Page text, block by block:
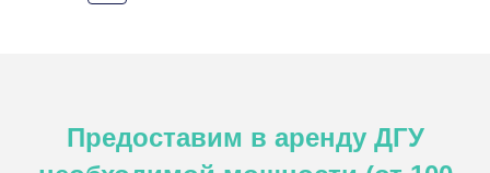
Предоставим в аренду ДГУ